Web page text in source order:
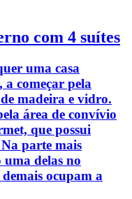
com 4 suítes
uma casa
a começar pela
madeira e vidro.
área de convívio
que possui
parte mais
uma delas no
ocupam a